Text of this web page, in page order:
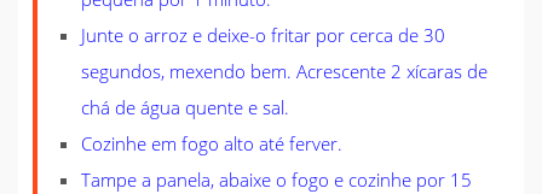
Junte o arroz e deixe-o fritar por cerca de 30
segundos, mexendo bem. Acrescente 2 xícaras de
chá de água quente e sal.
Cozinhe em fogo alto até ferver.
Tampe a panela, abaixe o fogo e cozinhe por 15